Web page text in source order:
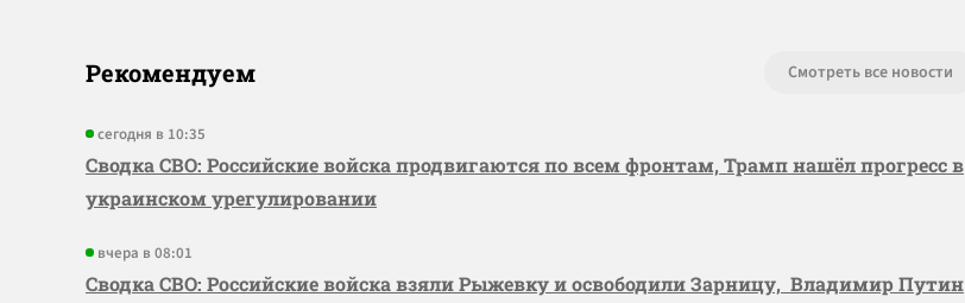
Рекомендуем Смотреть все новости
сегодня в 10:35
Сводка СВО: Российские войска продвигаются по всем фронтам, Трамп нашёл прогресс в
украинском урегулировании
вчера в 08:01
Сводка СВО: Российские войска взяли Рыжевку и освободили Зарницу, Владимир Путин